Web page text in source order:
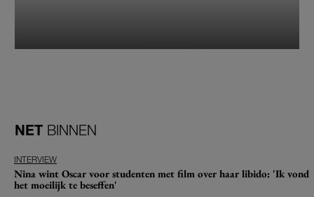
NET BINNEN
INTERVIEW
Nina wint Oscar voor studenten met film over haar libido: 'Ik vond
het moeilijk te beseffen'